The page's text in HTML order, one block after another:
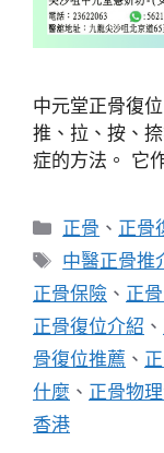
中元堂正骨復
推、拉、按、
症的方法。 它
分
類
正骨 、 正骨
標
籤
中醫正骨推
正骨保險 、 正
正骨復位介紹 、
骨復位推薦 、
什麼 、 正骨物
香港